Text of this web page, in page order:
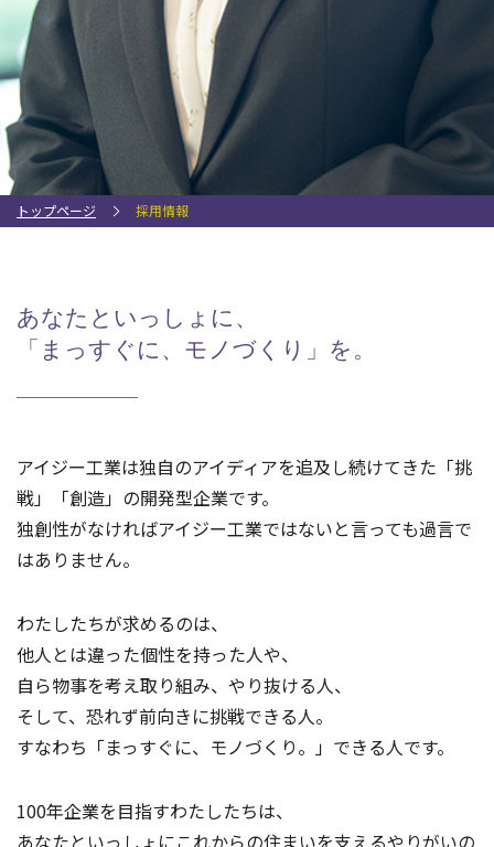
トップページ 採用情報
あなたといっしょに、
「まっすぐに、モノづくり」を。
アイジー工業は独自のアイディアを追及し続けてきた「挑
戦」「創造」の開発型企業です。
独創性がなければアイジー工業ではないと言っても過言で
はありません。
わたしたちが求めるのは、
他人とは違った個性を持った人や、
自ら物事を考え取り組み、やり抜ける人、
そして、恐れず前向きに挑戦できる人。
すなわち「まっすぐに、モノづくり。」できる人です。
100年企業を目指すわたしたちは、